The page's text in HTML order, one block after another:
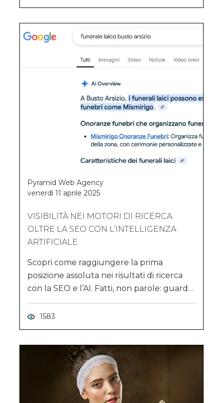
Pyramid Web Agency
venerdì 11 aprile 2025
VISIBILITÀ NEI MOTORI DI RICERCA.
OLTRE LA SEO CON L’INTELLIGENZA
ARTIFICIALE
Scopri come raggiungere la prima
posizione assoluta nei risultati di ricerca
con la SEO e l’AI. Fatti, non parole: guarda
il caso concreto!
1583